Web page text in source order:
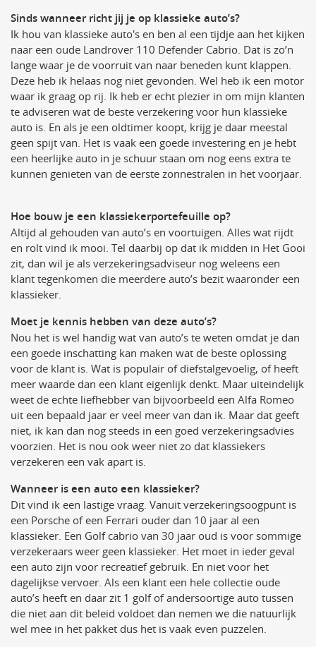
Sinds wanneer richt jij je op klassieke auto’s?
Ik hou van klassieke auto's en ben al een tijdje aan het kijken
naar een oude Landrover 110 Defender Cabrio. Dat is zo’n
lange waar je de voorruit van naar beneden kunt klappen.
Deze heb ik helaas nog niet gevonden. Wel heb ik een motor
waar ik graag op rij. Ik heb er echt plezier in om mijn klanten
te adviseren wat de beste verzekering voor hun klassieke
auto is. En als je een oldtimer koopt, krijg je daar meestal
geen spijt van. Het is vaak een goede investering en je hebt
een heerlijke auto in je schuur staan om nog eens extra te
kunnen genieten van de eerste zonnestralen in het voorjaar.
Hoe bouw je een klassiekerportefeuille op?
Altijd al gehouden van auto’s en voortuigen. Alles wat rijdt
en rolt vind ik mooi. Tel daarbij op dat ik midden in Het Gooi
zit, dan wil je als verzekeringsadviseur nog weleens een
klant tegenkomen die meerdere auto’s bezit waaronder een
klassieker.
Moet je kennis hebben van deze auto’s?
Nou het is wel handig wat van auto’s te weten omdat je dan
een goede inschatting kan maken wat de beste oplossing
voor de klant is. Wat is populair of diefstalgevoelig, of heeft
meer waarde dan een klant eigenlijk denkt. Maar uiteindelijk
weet de echte liefhebber van bijvoorbeeld een Alfa Romeo
uit een bepaald jaar er veel meer van dan ik. Maar dat geeft
niet, ik kan dan nog steeds in een goed verzekeringsadvies
voorzien. Het is nou ook weer niet zo dat klassiekers
verzekeren een vak apart is.
Wanneer is een auto een klassieker?
Dit vind ik een lastige vraag. Vanuit verzekeringsoogpunt is
een Porsche of een Ferrari ouder dan 10 jaar al een
klassieker. Een Golf cabrio van 30 jaar oud is voor sommige
verzekeraars weer geen klassieker. Het moet in ieder geval
een auto zijn voor recreatief gebruik. En niet voor het
dagelijkse vervoer. Als een klant een hele collectie oude
auto’s heeft en daar zit 1 golf of andersoortige auto tussen
die niet aan dit beleid voldoet dan nemen we die natuurlijk
wel mee in het pakket dus het is vaak even puzzelen.